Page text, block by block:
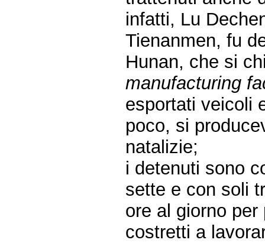
infatti, Lu
Tienanmen, fu
Hunan, che si
manufacturing
esportati veicoli
poco, si
natalizie;
i detenuti sono
sette e con soli
ore al giorno
costretti a